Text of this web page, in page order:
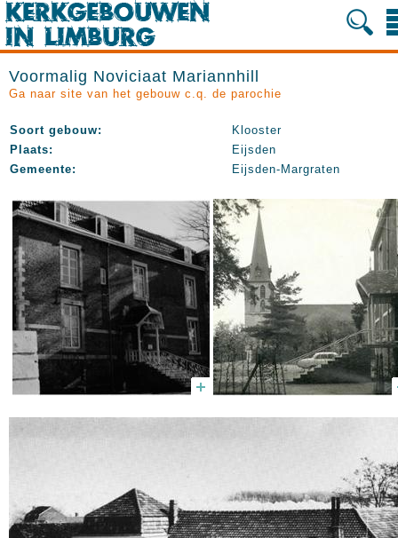
Voormalig Noviciaat Mariannhill
Ga naar site van het gebouw c.q. de parochie
Soort gebouw:
Klooster
Plaats:
Eijsden
Gemeente:
Eijsden-Margraten